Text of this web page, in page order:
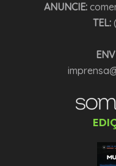
ANUNCIE:
TEL: